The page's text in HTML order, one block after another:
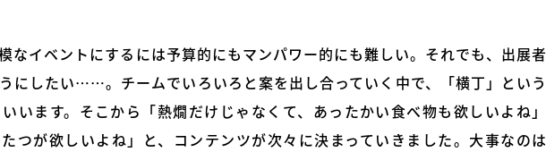
なイベントにするには予算的にもマンパワー的にも難しい。それでも、出展者
にしたい……。チームでいろいろと案を出し合っていく中で、「横丁」という
います。そこから「熱燗だけじゃなくて、あったかい食べ物も欲しいよね」
たつが欲しいよね」と、コンテンツが次々に決まっていきました。大事なのは